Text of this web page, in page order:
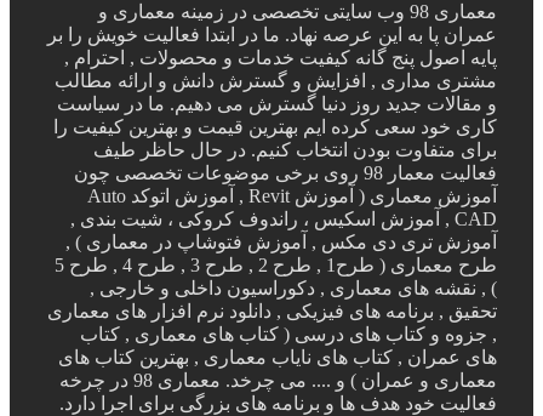
معماری 98 وب سایتی تخصصی در زمینه معماری و
عمران پا به این عرصه نهاد. ما در ابتدا فعالیت خویش را بر
پایه اصول پنج گانه کیفیت خدمات و محصولات , احترام ,
مشتری مداری , افزایش و گسترش دانش و ارائه مطالب
و مقالات جدید روز دنیا گسترش می دهیم. ما در سیاست
کاری خود سعی کرده ایم بهترین قیمت و بهترین کیفیت را
برای متفاوت بودن انتخاب کنیم. در حال حاظر طیف
فعالیت معمار 98 روی برخی موضوعات تخصصی چون
آموزش معماری ( آموزش Revit , آموزش اتوکد Auto
CAD , آموزش اسکیس ، راندوف کروکی ، شیت بندی ,
آموزش تری دی مکس , آموزش فتوشاپ در معماری ) ,
طرح معماری ( طرح1 , طرح 2 , طرح 3 , طرح 4 , طرح 5
) , نقشه های معماری , دکوراسیون داخلی و خارجی ,
تحقیق , برنامه های فیزیکی , دانلود نرم افزار های معماری
, جزوه و کتاب های درسی ( کتاب های معماری , کتاب
های عمران , کتاب های نایاب معماری , بهترین کتاب های
معماری و عمران ) و .... می چرخد. معماری 98 در چرخه
فعالیت خود هدف ها و برنامه های بزرگی برای اجرا دارد.